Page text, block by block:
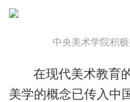
中央美术学院积
在现代美术教育
美学的概念已传入中